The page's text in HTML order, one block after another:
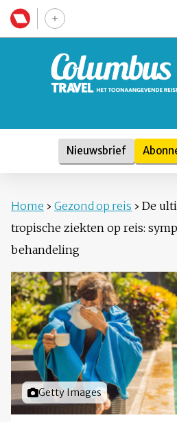
Nieuwsbrief
Home › Gezond op reis › De
tropische ziekten op reis:
behandeling
Foto door
Getty Images